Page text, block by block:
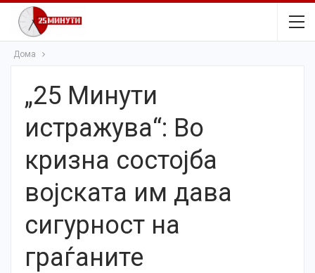
Дома
„25 Минути
истражува“: Во
кризна состојба
војската им дава
сигурност на
граѓаните